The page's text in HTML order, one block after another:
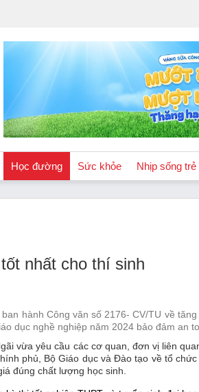
Học đường Sức khỏe Nhịp sống trẻ
nhất cho thí sinh
hành Công văn số 2176- CV/TU về
dục nghề nghiệp năm 2024 bảo đảm an
vừa yêu cầu các cơ quan, đơn vị liên
phủ, Bộ Giáo dục và Đào tạo về tổ
đúng chất lượng học sinh.